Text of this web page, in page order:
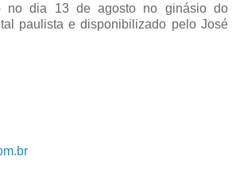
no dia 13 de agosto no ginásio do
paulista e disponibilizado pelo José